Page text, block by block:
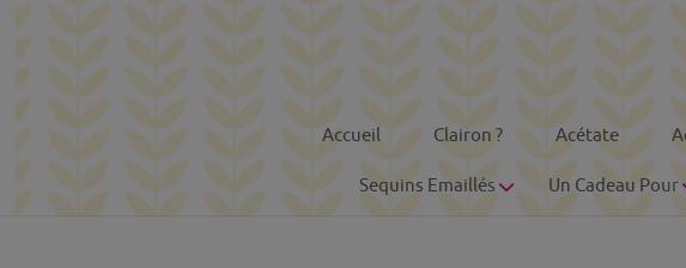
Accueil Clairon ? Acétate
Sequins Emaillés Un Cadeau Pour